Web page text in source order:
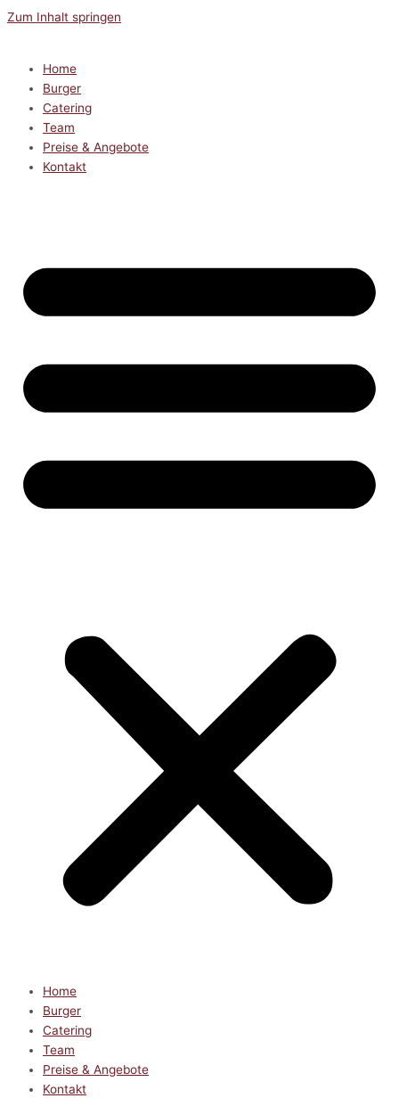
Zum Inhalt springen
Home
Burger
Catering
Team
Preise & Angebote
Kontakt
Home
Burger
Catering
Team
Preise & Angebote
Kontakt